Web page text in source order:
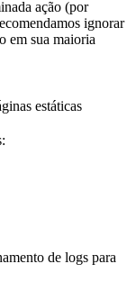
ação (por
ignorar
em sua maioria
estáticas
de logs para